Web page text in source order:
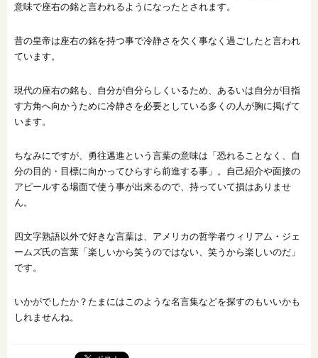
意味で座右の銘と言われるようになったとされます。
昔の皇帝は座右の銘を持つ事で冷静さを欠く事なく過ごしたと言われ
ています。
現代の座右の銘も、自分が自分らしくいるため、あるいは自分が目指
す方角へ向かうために冷静さを必要としている多くの人が胸に掲げて
います。
ちなみにですが、勇往邁進という言葉の意味は「恐れることなく、自
分の目的・目標に向かってひらすら前進する事」。自己紹介や面接の
アピールする場面で使う事が出来るので、持っていて損はありませ
ん。
四文字熟語以外で好きな言葉は、アメリカの哲学者ウィリアム・ジェ
ームズ氏の言葉「楽しいから笑うのではない、笑うから楽しいのだ」
です。
いかがでしたか？たまにはこのような名言集などを探すのもいいかも
しれませんね。